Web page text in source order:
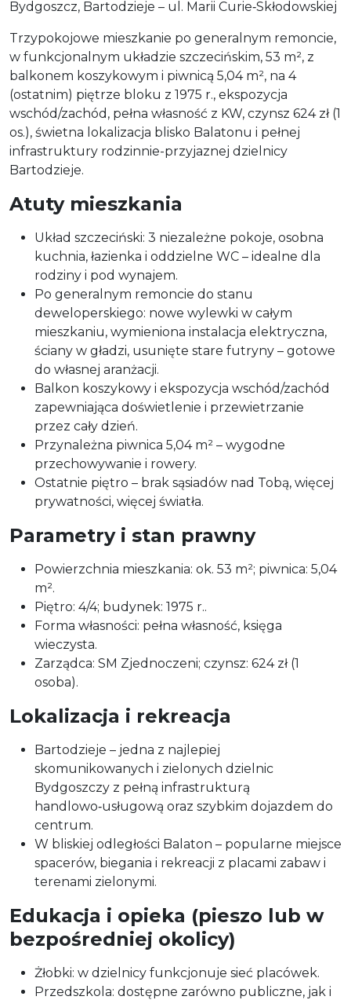
Bydgoszcz, Bartodzieje – ul. Marii Curie‑Skłodowskiej
Trzypokojowe mieszkanie po generalnym remoncie,
w funkcjonalnym układzie szczecińskim, 53 m², z
balkonem koszykowym i piwnicą 5,04 m², na 4
(ostatnim) piętrze bloku z 1975 r., ekspozycja
wschód/zachód, pełna własność z KW, czynsz 624 zł (1
os.), świetna lokalizacja blisko Balatonu i pełnej
infrastruktury rodzinnie-przyjaznej dzielnicy
Bartodzieje.
Atuty mieszkania
Układ szczeciński: 3 niezależne pokoje, osobna
kuchnia, łazienka i oddzielne WC – idealne dla
rodziny i pod wynajem.
Po generalnym remoncie do stanu
deweloperskiego: nowe wylewki w całym
mieszkaniu, wymieniona instalacja elektryczna,
ściany w gładzi, usunięte stare futryny – gotowe
do własnej aranżacji.
Balkon koszykowy i ekspozycja wschód/zachód
zapewniająca doświetlenie i przewietrzanie
przez cały dzień.
Przynależna piwnica 5,04 m² – wygodne
przechowywanie i rowery.
Ostatnie piętro – brak sąsiadów nad Tobą, więcej
prywatności, więcej światła.
Parametry i stan prawny
Powierzchnia mieszkania: ok. 53 m²; piwnica: 5,04
m².
Piętro: 4/4; budynek: 1975 r..
Forma własności: pełna własność, księga
wieczysta.
Zarządca: SM Zjednoczeni; czynsz: 624 zł (1
osoba).
Lokalizacja i rekreacja
Bartodzieje – jedna z najlepiej
skomunikowanych i zielonych dzielnic
Bydgoszczy z pełną infrastrukturą
handlowo‑usługową oraz szybkim dojazdem do
centrum.
W bliskiej odległości Balaton – popularne miejsce
spacerów, biegania i rekreacji z placami zabaw i
terenami zielonymi.
Edukacja i opieka (pieszo lub w
bezpośredniej okolicy)
Żłobki: w dzielnicy funkcjonuje sieć placówek.
Przedszkola: dostępne zarówno publiczne, jak i